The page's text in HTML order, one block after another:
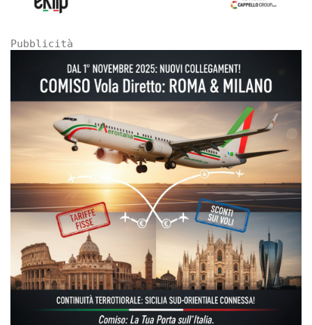
Pubblicità